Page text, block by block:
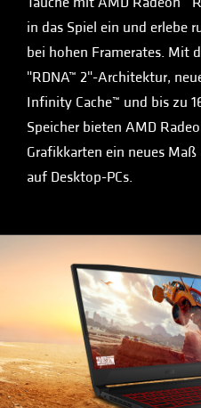
in das Spiel ein und erlebe
bei hohen Framerates. Mit
"RDNA™ 2"-Architektur,
Infinity Cache™ und bis zu
Speicher bieten AMD
Grafikkarten ein neues
auf Desktop-PCs.